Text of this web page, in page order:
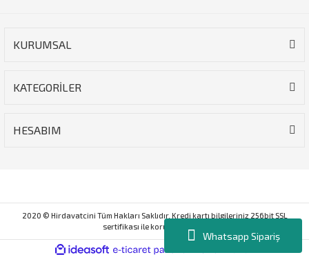
Whatsapp Sipariş
KURUMSAL
KATEGORİLER
HESABIM
2020 © Hirdavatcini Tüm Hakları Saklıdır. Kredi kartı bilgileriniz 256bit SSL
sertifikası ile korunmaktadır.
ideasoft